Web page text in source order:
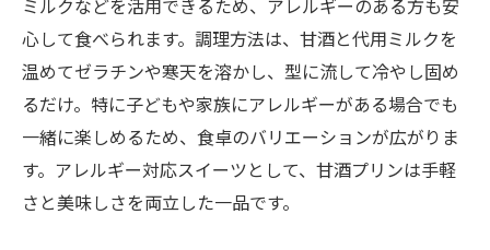
ミルクなどを活用できるため、アレルギーのある方も安
心して食べられます。調理方法は、甘酒と代用ミルクを
温めてゼラチンや寒天を溶かし、型に流して冷やし固め
るだけ。特に子どもや家族にアレルギーがある場合でも
一緒に楽しめるため、食卓のバリエーションが広がりま
す。アレルギー対応スイーツとして、甘酒プリンは手軽
さと美味しさを両立した一品です。